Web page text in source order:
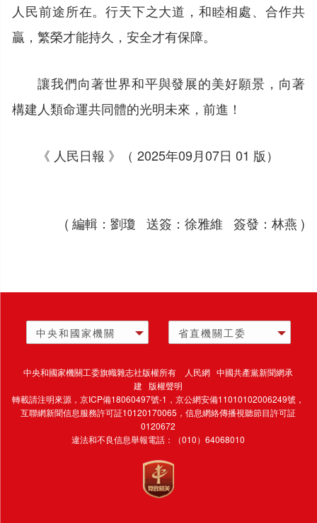
人民前途所在。行天下之大道，和睦相處、合作共
贏，繁榮才能持久，安全才有保障。
讓我們向著世界和平與發展的美好願景，向著
構建人類命運共同體的光明未來，前進！
《 人民日報 》（ 2025年09月07日 01 版）
( 編輯：劉瓊 送簽：徐雅維 簽發：林燕 )
中央和國家機關 省直機關工委
中央和國家機關工委旗幟雜志社版權所有 人民網 中國共產黨新聞網承
建 版權聲明
轉載請注明來源，京ICP備18060497號-1 ，京公網安備11010102006249號，
互聯網新聞信息服務許可証10120170065，信息網絡傳播視聽節目許可証
0120672
違法和不良信息舉報電話：（010）64068010